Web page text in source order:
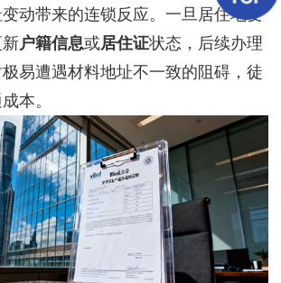
动带来的连锁反应。一旦居住地变
户籍信息或居住证状态，后续办理
易遭遇材料地址不一致的阻碍，徒
本。